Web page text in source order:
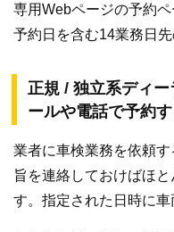
専用Webページの予約
予約日を含む14業務日
正規 / 独立系ディ
ールや電話で予約
業者に車検業務を依頼
旨を連絡しておけばほ
す。指定された日時に車